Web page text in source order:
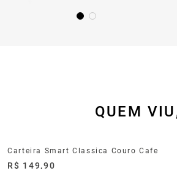
QUEM
Carteira Smart Classica Couro Cafe
R$ 149,90